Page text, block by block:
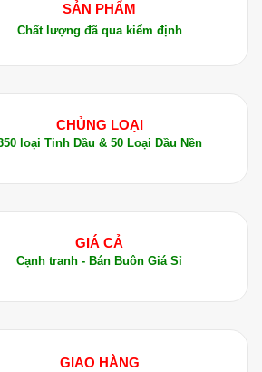
SẢN PHẨM
Chất lượng đã qua kiểm định
CHỦNG LOẠI
loại Tinh Dầu & 50 Loại Dầu Nền
GIÁ CẢ
Cạnh tranh - Bán Buôn Giá Sỉ
GIAO HÀNG